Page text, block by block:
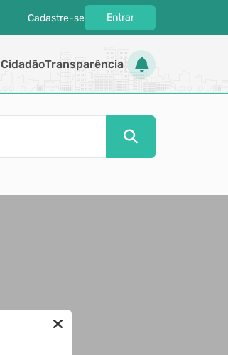
Cadastre-se Entrar
CidadãoTransparência